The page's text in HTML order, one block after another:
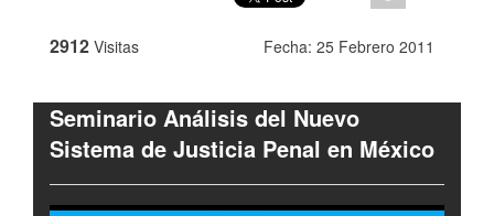
2912 Visitas Fecha: 25 Febrero 2011
Seminario Análisis del Nuevo
Sistema de Justicia Penal en México